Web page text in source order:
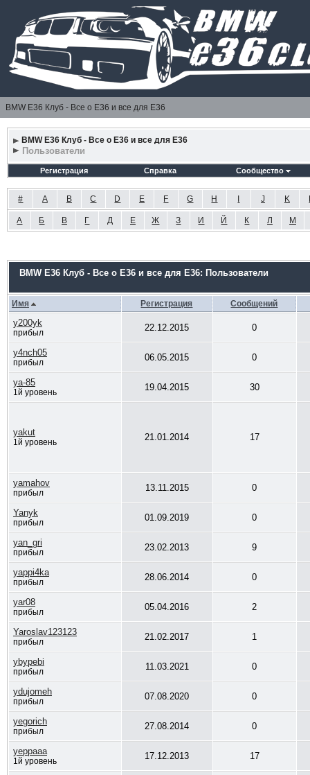
BMW E36 Клуб - Все о Е36 и все для Е36
BMW E36 Клуб - Все о Е36 и все для Е36
Пользователи
Регистрация Справка Сообщество
# A B C D E F G H J K
А Б В Г Д Е Ж З И Й К Л М
BMW E36 Клуб - Все о Е36 и все для Е36: Пользователи
Имя Регистрация Сообщений
y200yk
прибыл 22.12.2015 0
y4nch05
прибыл 06.05.2015 0
ya-85
1й уровень 19.04.2015 30
yakut
1й уровень 21.01.2014 17
yamahov
прибыл 13.11.2015 0
Yanyk
прибыл 01.09.2019 0
yan_gri
прибыл 23.02.2013 9
yappi4ka
прибыл 28.06.2014 0
yar08
прибыл 05.04.2016 2
Yaroslav123123
прибыл 21.02.2017 1
ybypebi
прибыл 11.03.2021 0
ydujomeh
прибыл 07.08.2020 0
yegorich
прибыл 27.08.2014 0
yeppaaa
1й уровень 17.12.2013 17